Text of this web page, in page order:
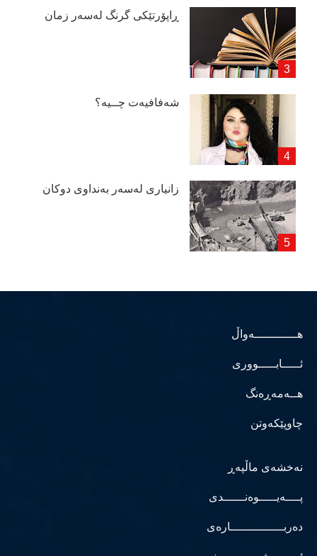
ڕاپۆرتێكی گرنگ لەسەر زمان
شەفافیەت چــیە؟
زانیاری لەسەر بەنداوی دوكان
هــــــــــــەواڵ
ئـــــابـــــووری
هــەمەڕەنگ
چاوپێکەوتن
نەخشەی ماڵپەڕ
پــــەیـــــوەنــــــدی
دەربـــــــــــــــارەی